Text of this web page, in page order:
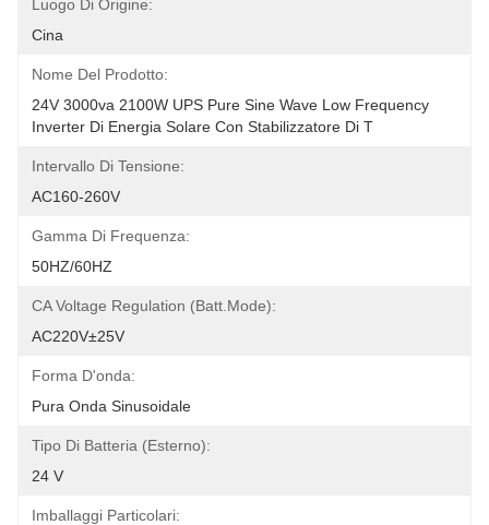
Luogo Di Origine:
Cina
Nome Del Prodotto:
24V 3000va 2100W UPS Pure Sine Wave Low Frequency
Inverter Di Energia Solare Con Stabilizzatore Di T
Intervallo Di Tensione:
AC160-260V
Gamma Di Frequenza:
50HZ/60HZ
CA Voltage Regulation (Batt.Mode):
AC220V±25V
Forma D'onda:
Pura Onda Sinusoidale
Tipo Di Batteria (esterno):
24 V
Imballaggi Particolari: